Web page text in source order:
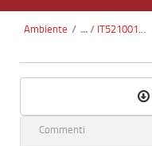
Ambiente / IT5210013 - Boschi del Bacino di Gubbio
Commenti